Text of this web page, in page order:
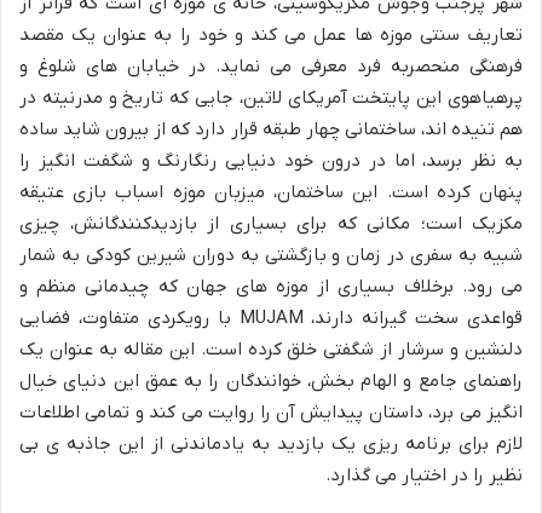
تعاریف سنتی موزه ها عمل می کند و خود را به عنوان یک مقصد
فرهنگی منحصربه فرد معرفی می نماید. در خیابان های شلوغ و
پرهیاهوی این پایتخت آمریکای لاتین، جایی که تاریخ و مدرنیته در
هم تنیده اند، ساختمانی چهار طبقه قرار دارد که از بیرون شاید ساده
به نظر برسد، اما در درون خود دنیایی رنگارنگ و شگفت انگیز را
پنهان کرده است. این ساختمان، میزبان موزه اسباب بازی عتیقه
مکزیک است؛ مکانی که برای بسیاری از بازدیدکنندگانش، چیزی
شبیه به سفری در زمان و بازگشتی به دوران شیرین کودکی به شمار
می رود. برخلاف بسیاری از موزه های جهان که چیدمانی منظم و
قواعدی سخت گیرانه دارند، MUJAM با رویکردی متفاوت، فضایی
دلنشین و سرشار از شگفتی خلق کرده است. این مقاله به عنوان یک
راهنمای جامع و الهام بخش، خوانندگان را به عمق این دنیای خیال
انگیز می برد، داستان پیدایش آن را روایت می کند و تمامی اطلاعات
لازم برای برنامه ریزی یک بازدید به یادماندنی از این جاذبه ی بی
نظیر را در اختیار می گذارد.